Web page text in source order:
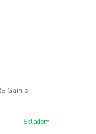
Gain s
Skladem